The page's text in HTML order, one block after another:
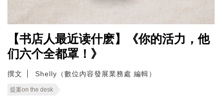
【书店人最近读什麽】《你的活力，他
们六个全都罩！》
撰文 Shelly（數位內容發展業務處 編輯）
提案on the desk